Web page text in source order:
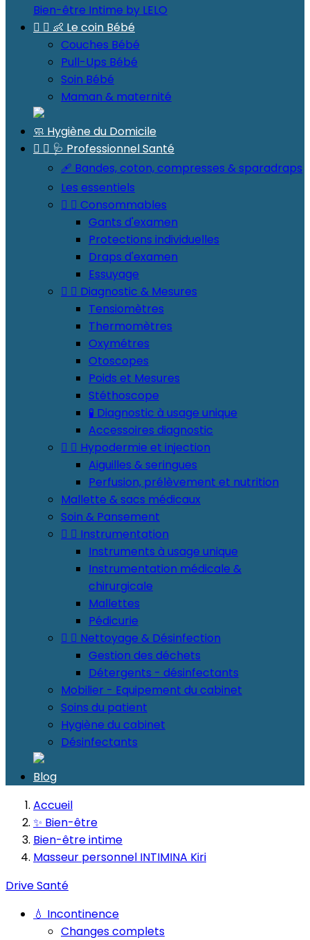
  👶 Le coin Bébé
Couches Bébé
Pull-Ups Bébé
Soin Bébé
Maman & maternité
🧼 Hygiène du Domicile
  🩺 Professionnel Santé
🩹 Bandes, coton, compresses & sparadraps
Les essentiels
  Consommables
Gants d'examen
Protections individuelles
Draps d'examen
Essuyage
  Diagnostic & Mesures
Tensiomètres
Thermomètres
Oxymétres
Otoscopes
Poids et Mesures
Stéthoscope
🧪 Diagnostic à usage unique
Accessoires diagnostic
  Hypodermie et injection
Aiguilles & seringues
Perfusion, prélèvement et nutrition
Mallette & sacs médicaux
Soin & Pansement
  Instrumentation
Instruments à usage unique
Instrumentation médicale &
chirurgicale
Mallettes
Pédicurie
  Nettoyage & Désinfection
Gestion des déchets
Détergents - désinfectants
Mobilier - Equipement du cabinet
Soins du patient
Hygiène du cabinet
Désinfectants
Blog
Accueil
✨ Bien-être
Bien-être intime
Masseur personnel INTIMINA Kiri
Drive Santé
💧 Incontinence
Changes complets